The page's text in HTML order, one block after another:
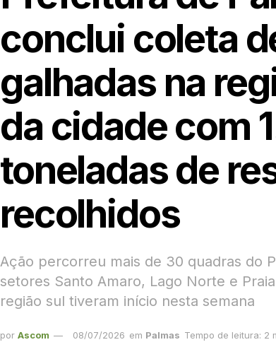
conclui coleta
galhadas na
da cidade com
toneladas de
recolhidos
Ação percorreu mais de 30 quadras do
setores Santo Amaro, Lago Norte e
região sul tiveram início nesta semana
por Ascom 08/07/2026 em Palmas Tempo de leitura: 2